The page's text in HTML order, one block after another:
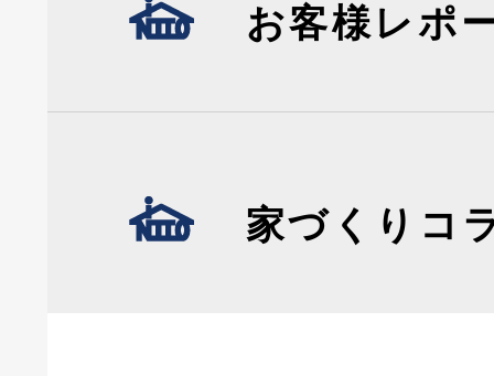
お客様レポ
家づくりコ